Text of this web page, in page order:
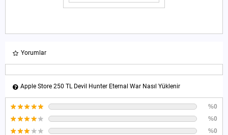
Yorumlar
Apple Store 250 TL Devil Hunter Eternal War Nasıl Yüklenir
%0
%0
%0